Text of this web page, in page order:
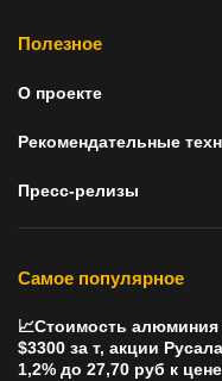
Полезное
О проекте
Рекомендательные
Пресс-релизы
Самое популярное
📈Стоимость алюминия
$3300 за т, акции
1,2% до 27,70 руб к